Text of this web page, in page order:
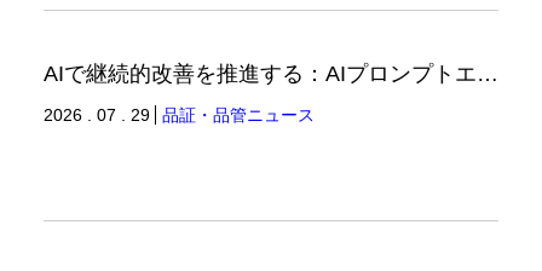
AIで継続的改善を推進する：AIプロンプトエンジニアリングへの品質思考の適用-3（品証品管ニュース）
2026 . 07 . 29 品証・品管ニュース